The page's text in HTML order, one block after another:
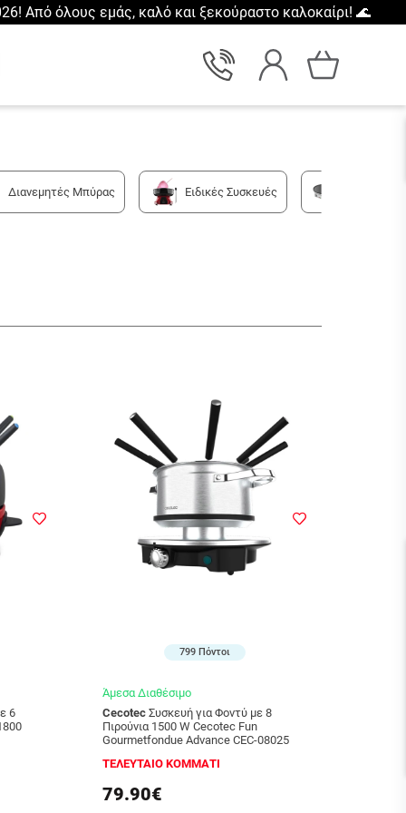
Από όλους εμάς, καλό και ξεκούραστο καλοκαίρι! 🌊
Διανεμητές Μπύρας Ειδικές Συσκευές
799 Πόντοι
Άμεσα Διαθέσιμο
Cecotec Συσκευή για Φοντύ με 8
Πιρούνια 1500 W Cecotec Fun
Gourmetfondue Advance CEC-08025
ΤΕΛΕΥΤΑΙΟ ΚΟΜΜΑΤΙ
79.90€